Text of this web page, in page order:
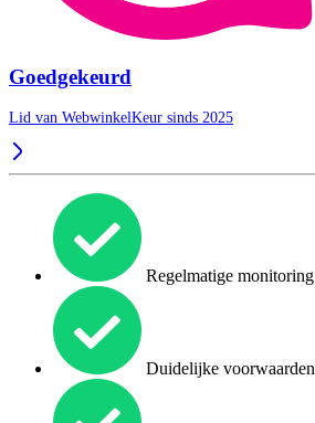
Goedgekeurd
Lid van WebwinkelKeur sinds 2025
Regelmatige monitoring
Duidelijke voorwaarden